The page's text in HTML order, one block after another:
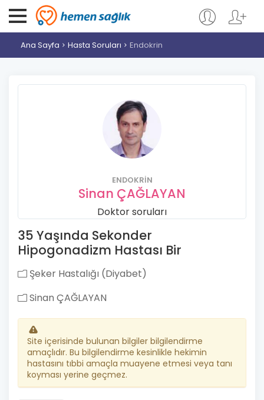
Ana Sayfa Hasta Soruları Endokrin
ENDOKRIN
Sinan ÇAĞLAYAN
Doktor soruları
35 Yaşında Sekonder
Hipogonadizm Hastası Bir
Şeker Hastalığı (Diyabet)
Sinan ÇAĞLAYAN
Site içerisinde bulunan bilgiler bilgilendirme
amaçlıdır. Bu bilgilendirme kesinlikle hekimin
hastasını tıbbi amaçla muayene etmesi veya tanı
koyması yerine geçmez.